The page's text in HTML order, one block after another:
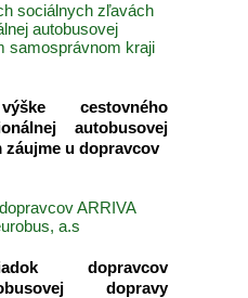
sociálnych zľavách
autobusovej
samosprávnom kraji
cestovného
autobusovej
záujme u dopravcov
ARRIVA
a.s
dopravcov
dopravy